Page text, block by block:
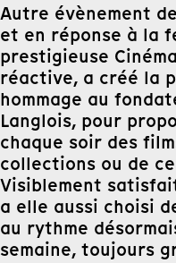
Autre évènement
et en réponse à la
prestigieuse
réactive, a créé la
hommage au
Langlois, pour
chaque soir des
collections ou de
Visiblement
a elle aussi choisi
au rythme
semaine, toujours